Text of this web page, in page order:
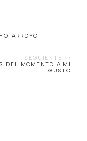
ARROYO
DEL MOMENTO A MI
GUSTO